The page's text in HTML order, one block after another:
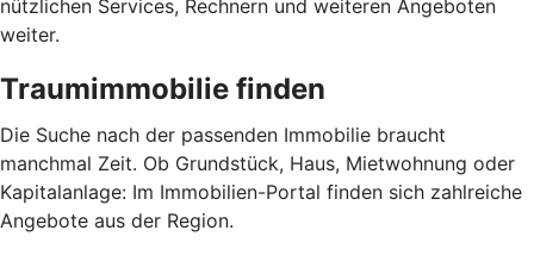
nützlichen Services, Rechnern und weiteren Angeboten
weiter.
Traumimmobilie finden
Die Suche nach der passenden Immobilie braucht
manchmal Zeit. Ob Grundstück, Haus, Mietwohnung oder
Kapitalanlage: Im Immobilien-Portal finden sich zahlreiche
Angebote aus der Region.